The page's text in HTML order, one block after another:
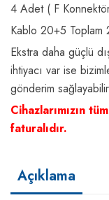
4 Adet ( F
Kablo 20+5
Ekstra daha güçlü
ihtiyacı var ise
gönderim
Cihazlarımızın
faturalıdır.
Açıklama